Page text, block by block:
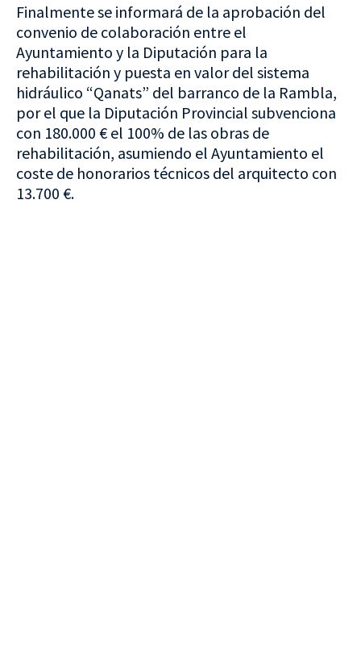
Finalmente se informará de la aprobación del
convenio de colaboración entre el
Ayuntamiento y la Diputación para la
rehabilitación y puesta en valor del sistema
hidráulico “Qanats” del barranco de la Rambla,
por el que la Diputación Provincial subvenciona
con 180.000 € el 100% de las obras de
rehabilitación, asumiendo el Ayuntamiento el
coste de honorarios técnicos del arquitecto con
13.700 €.